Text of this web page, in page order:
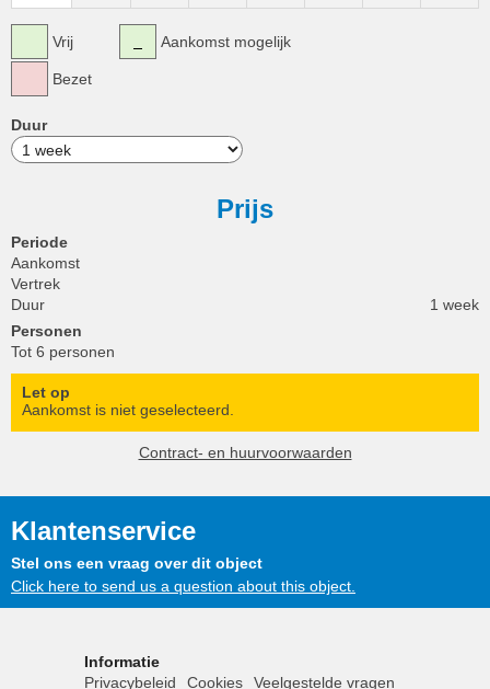
Vrij
Bezet
Aankomst mogelijk
Duur
Prijs
Periode
Aankomst
Vertrek
Duur
1 week
Personen
Tot 6 personen
Let op
Aankomst is niet geselecteerd.
Contract- en huurvoorwaarden
Klantenservice
Stel ons een vraag over dit object
Click here to send us a question about this object.
Informatie
Privacybeleid
Cookies Veelgestelde vragen